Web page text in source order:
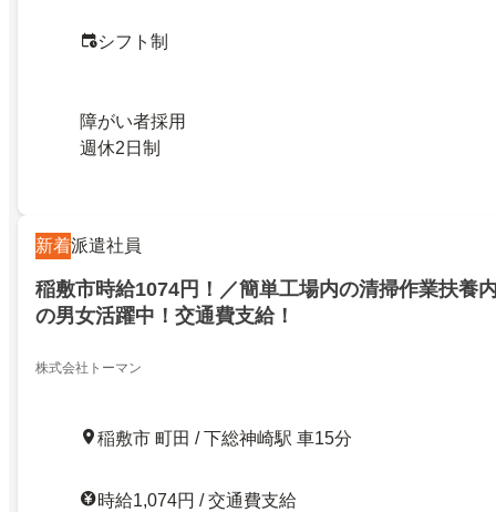
シフト制
障がい者採用
週休2日制
新着派遣社員
稲敷市時給1074円！／簡単工場内の清掃作業扶養
の男女活躍中！交通費支給！
株式会社トーマン
稲敷市 町田 / 下総神崎駅 車15分
時給1,074円 / 交通費支給